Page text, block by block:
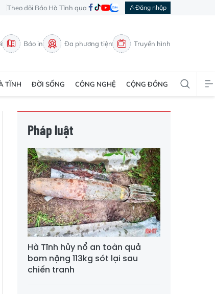
Theo dõi Báo Hà Tĩnh qua Đăng nhập
Báo in Đa phương tiện Truyền hình
TĨNH ĐỜI SỐNG CÔNG NGHỆ CỘNG ĐỒNG
Pháp luật
Hà Tĩnh hủy nổ an toàn quả
bom nặng 113kg sót lại sau
chiến tranh